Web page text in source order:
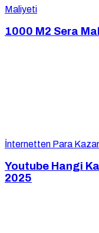
Maliyeti
1000 M2 Sera
İnternetten Para
Youtube Hangi
2025